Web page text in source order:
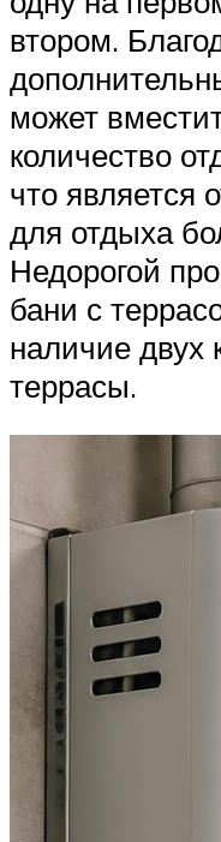
втором.
может
количество
что является
для отдыха
Недорогой
бани с
наличие двух
террасы.